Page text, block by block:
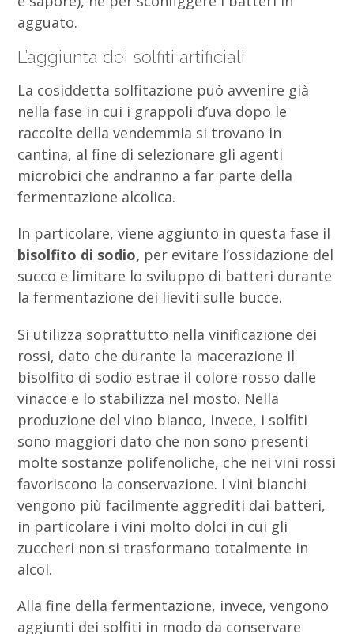
agguato.
L’aggiunta dei solfiti artificiali
La cosiddetta solfitazione può avvenire già
nella fase in cui i grappoli d’uva dopo le
raccolte della vendemmia si trovano in
cantina, al fine di selezionare gli agenti
microbici che andranno a far parte della
fermentazione alcolica.
In particolare, viene aggiunto in questa fase il
bisolfito di sodio, per evitare l’ossidazione del
succo e limitare lo sviluppo di batteri durante
la fermentazione dei lieviti sulle bucce.
Si utilizza soprattutto nella vinificazione dei
rossi, dato che durante la macerazione il
bisolfito di sodio estrae il colore rosso dalle
vinacce e lo stabilizza nel mosto. Nella
produzione del vino bianco, invece, i solfiti
sono maggiori dato che non sono presenti
molte sostanze polifenoliche, che nei vini rossi
favoriscono la conservazione. I vini bianchi
vengono più facilmente aggrediti dai batteri,
in particolare i vini molto dolci in cui gli
zuccheri non si trasformano totalmente in
alcol.
Alla fine della fermentazione, invece, vengono
aggiunti dei solfiti in modo da conservare